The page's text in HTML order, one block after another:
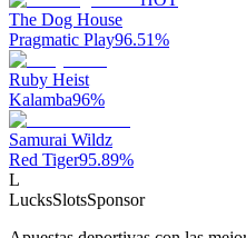
The Dog House
Pragmatic Play96.51%
Ruby Heist
Kalamba96%
Samurai Wildz
Red Tiger95.89%
L
LucksSlotsSponsor